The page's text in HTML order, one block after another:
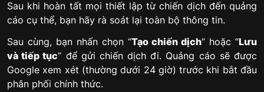
Sau khi hoàn tất mọi thiết lập từ chiến dịch đến quảng
cáo cụ thể, bạn hãy rà soát lại toàn bộ thông tin.
Sau cùng, bạn nhấn chọn “Tạo chiến dịch” hoặc “Lưu
và tiếp tục” để gửi chiến dịch đi. Quảng cáo sẽ được
Google xem xét (thường dưới 24 giờ) trước khi bắt đầu
phân phối chính thức.